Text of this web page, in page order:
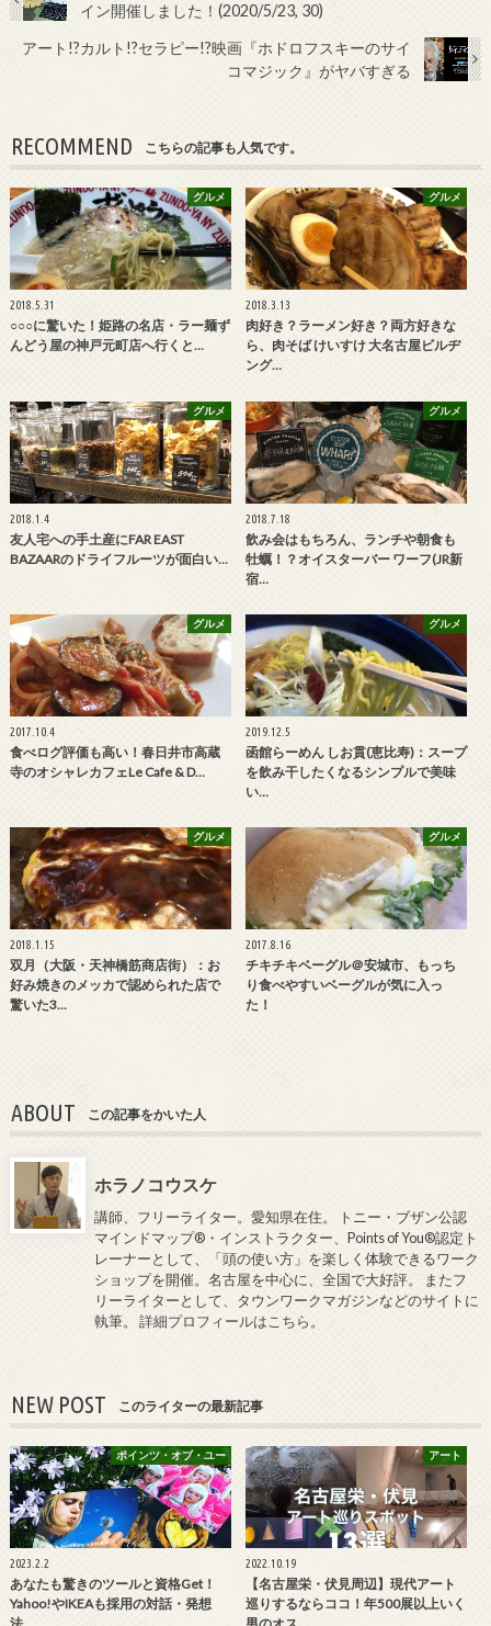
イン開催しました！(2020/5/23, 30)
アート!?カルト!?セラピー!?映画『ホドロフスキーのサイ
コマジック』がヤバすぎる
RECOMMEND こちらの記事も人気です。
グルメ
2018.5.31
○○○に驚いた！姫路の名店・ラー麺ず
んどう屋の神戸元町店へ行くと…
グルメ
2018.3.13
肉好き？ラーメン好き？両方好きな
ら、肉そば けいすけ 大名古屋ビルヂ
ング…
グルメ
2018.1.4
友人宅への手土産にFAR EAST
BAZAARのドライフルーツが面白い…
グルメ
2018.7.18
飲み会はもちろん、ランチや朝食も
牡蠣！？オイスターバー ワーフ(JR新
宿…
グルメ
2017.10.4
食べログ評価も高い！春日井市高蔵
寺のオシャレカフェLe Cafe & D…
グルメ
2019.12.5
函館らーめん しお貫(恵比寿)：スープ
を飲み干したくなるシンプルで美味
い…
グルメ
2018.1.15
双月（大阪・天神橋筋商店街）：お
好み焼きのメッカで認められた店で
驚いた3…
グルメ
2017.8.16
チキチキベーグル＠安城市、もっち
り食べやすいベーグルが気に入っ
た！
ABOUT この記事をかいた人
ホラノコウスケ
講師、フリーライター。愛知県在住。 トニー・ブザン公認
マインドマップ®・インストラクター、Points of You®認定ト
レーナーとして、「頭の使い方」を楽しく体験できるワーク
ショップを開催。名古屋を中心に、全国で大好評。 またフ
リーライターとして、タウンワークマガジンなどのサイトに
執筆。詳細プロフィールはこちら。
NEW POST このライターの最新記事
ポインツ・オブ・ユー
2023.2.2
あなたも驚きのツールと資格Get！
Yahoo!やIKEAも採用の対話・発想
アート
2022.10.19
【名古屋栄・伏見周辺】現代アート
巡りするならココ！年500展以上いく